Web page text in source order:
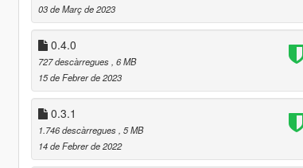
03 de Març de 2023
0.4.0
727 descàrregues , 6 MB
15 de Febrer de 2023
0.3.1
1.746 descàrregues , 5 MB
14 de Febrer de 2022